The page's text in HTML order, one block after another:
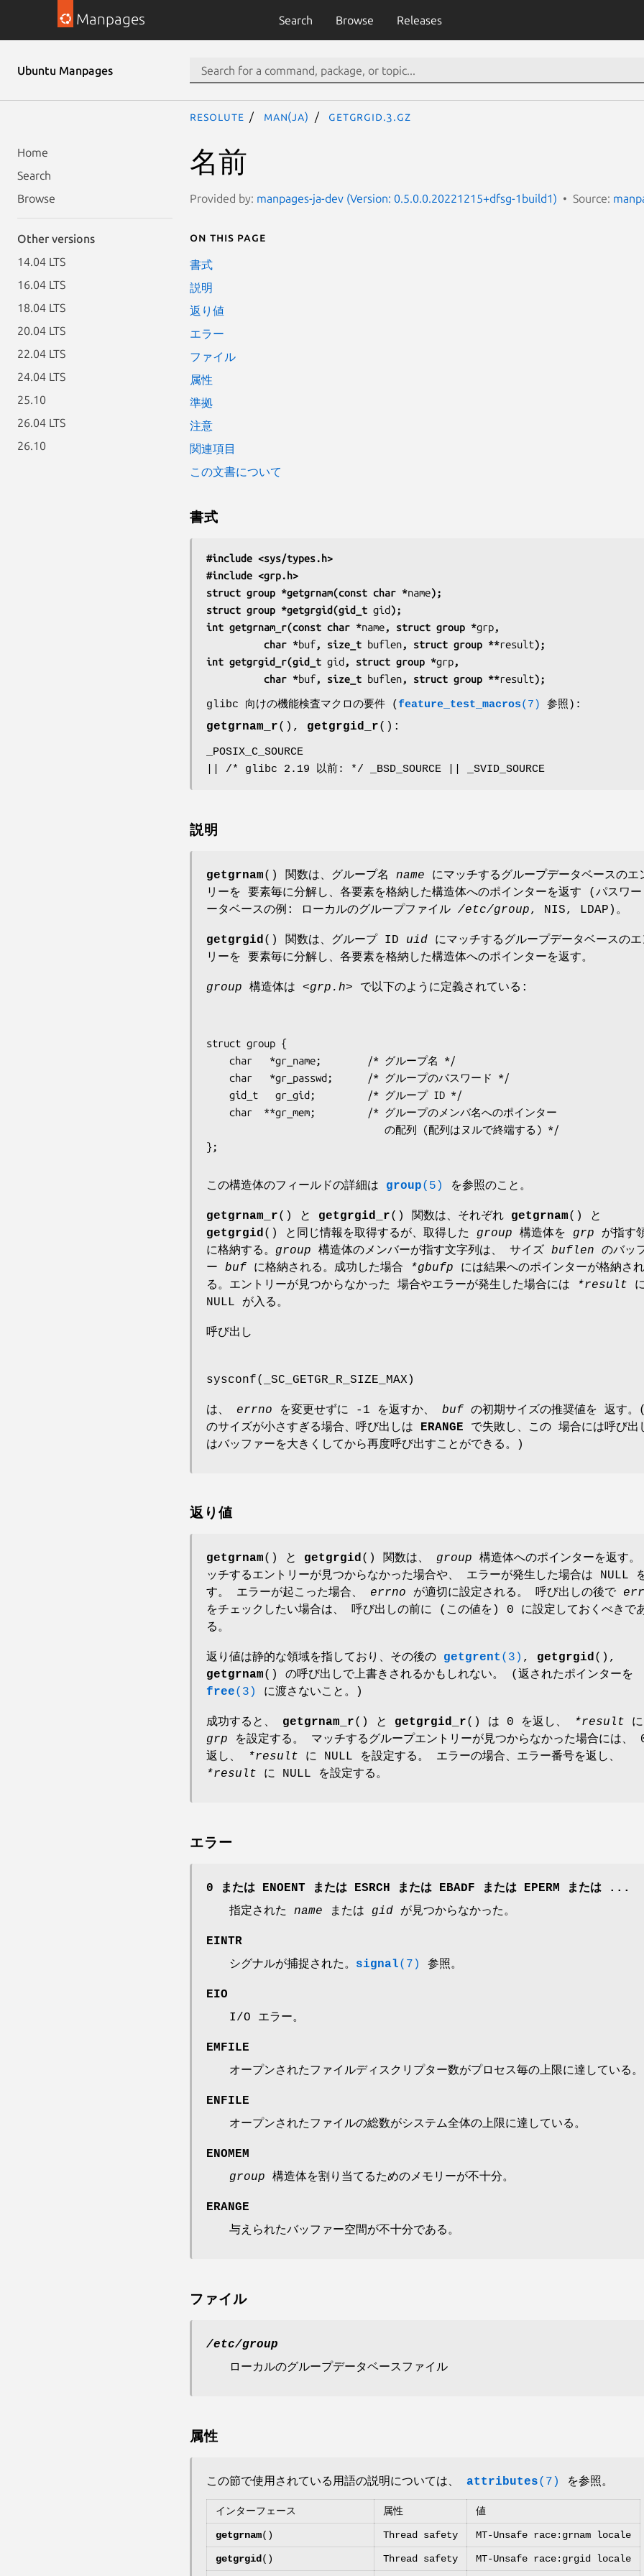
Manpages Search Browse Releases
Ubuntu Manpages
Home
Search
Browse
Other versions
14.04 LTS
16.04 LTS
18.04 LTS
20.04 LTS
22.04 LTS
24.04 LTS
25.10
26.04 LTS
26.10
resolute man(ja) getgrgid.3.gz
名前
Provided by: manpages-ja-dev (Version: 0.5.0.0.20221215+dfsg-1build1) Source:
On this page
書式
説明
返り値
エラー
ファイル
属性
準拠
注意
関連項目
この文書について
書式
#include <sys/types.h>
#include <grp.h>
struct group *getgrnam(const char *name);
struct group *getgrgid(gid_t gid);
int getgrnam_r(const char *name, struct group *grp,
          char *
buf, size_t buflen, struct group **result);
int getgrgid_r(gid_t gid , struct group *grp,
          char *
buf, size_t buflen, struct group **result);
glibc 向けの機能検査マクロの要件 (feature_test_macros(7) 参照):
getgrnam_r(), getgrgid_r():
_POSIX_C_SOURCE
|| /* glibc 2.19 以前: */ _BSD_SOURCE || _SVID_SOURCE
説明
getgrnam() 関数は、グループ名 name にマッチするグループデータベースのエ
リーを 要素毎に分解し、各要素を格納した構造体へのポインターを返す (パスワー
ータベースの例: ローカルのグループファイル /etc/group, NIS, LDAP)。
getgrgid () 関数は、グループ ID uid にマッチするグループデータベースの
リーを 要素毎に分解し、各要素を格納した構造体へのポインターを返す。
group 構造体は <grp.h> で以下のように定義されている:
struct group {
この構造体のフィールドの詳細は group(5) を参照のこと。
getgrnam_r() と getgrgid_r() 関数は、それぞれ getgrnam() と
getgrgid () と同じ情報を取得するが、取得した group 構造体を grp が指す
に格納する。 group 構造体のメンバーが指す文字列は、 サイズ buflen のバッ
ー buf に格納される。成功した場合 *gbufp には結果へのポインターが格納され
る。エントリーが見つからなかった 場合やエラーが発生した場合には
*result
NULL が入る。
呼び出し
sysconf(_SC_GETGR_R_SIZE_MAX)
は、 errno を変更せずに -1 を返すか、 buf の初期サイズの推奨値を 返す。
のサイズが小さすぎる場合、呼び出しは
ERANGE で失敗し、この 場合には呼び出
はバッファーを大きくしてから再度呼び出すことができる。)
返り値
getgrnam() と getgrgid() 関数は、 group 構造体へのポインターを返す
ッチするエントリーが見つからなかった場合や、 エラーが発生した場合は NULL
す。 エラーが起こった場合、 errno が適切に設定される。 呼び出しの後で
をチェックしたい場合は、 呼び出しの前に (この値を) 0 に設定しておくべきで
る。
返り値は静的な領域を指しており、その後の getgrent (3) , getgrgid(),
getgrnam() の呼び出しで上書きされるかもしれない。 (返されたポインターを
free(3) に渡さないこと。)
成功すると、 getgrnam_r() と getgrgid_r() は 0 を返し、 *result に
grp を設定する。 マッチするグループエントリーが見つからなかった場合には、
返し、
*result に NULL を設定する。 エラーの場合、エラー番号を返し、
*result に NULL を設定する。
エラー
0 または ENOENT または ESRCH または EBADF または EPERM または ...
指定された name または gid が見つからなかった。
EINTR
シグナルが捕捉された。 signal(7) 参照。
EIO
I/O エラー。
EMFILE
オープンされたファイルディスクリプター数がプロセス毎の上限に達している。
ENFILE
オープンされたファイルの総数がシステム全体の上限に達している。
ENOMEM
group 構造体を割り当てるためのメモリーが不十分。
ERANGE
与えられたバッファー空間が不十分である。
ファイル
/etc/group
ローカルのグループデータベースファイル
属性
この節で使用されている用語の説明については、 attributes(7) を参照。
インターフェース 属性 値
getgrnam() Thread safety MT-Unsafe race:grnam locale
getgrgid () Thread safety MT-Unsafe race:grgid locale